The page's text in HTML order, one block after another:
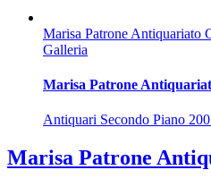
Marisa Patrone Antiquariato
Galleria
Marisa Patrone
Antiquari Secondo Piano
Marisa Patrone